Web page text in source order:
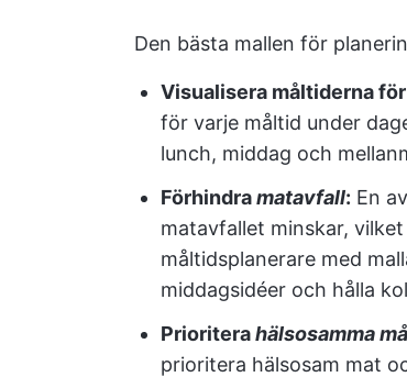
Den bästa mallen för
Visualisera måltiderna
för varje måltid under
lunch, middag och
Förhindramatavfall: En
matavfallet minskar,
måltidsplanerare med
middagsidéer och hålla
Prioriterahälsosamma
prioritera hälsosam mat